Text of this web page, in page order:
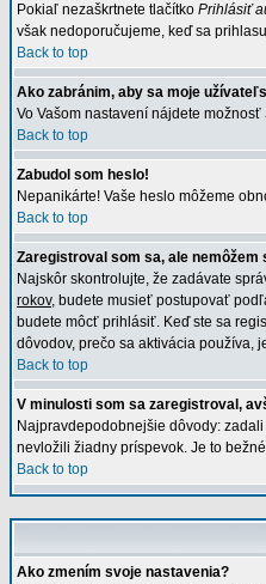
Pokiaľ nezaškrtnete tlačítko Prihlásiť
však nedoporučujeme, keď sa
Back to top
Ako zabránim, aby sa moje
Vo Vašom nastavení nájdete možnosť
Back to top
Zabudol som heslo!
Nepanikárte! Vaše heslo môžeme
Back to top
Zaregistroval som sa, ale nemôžem
Najskôr skontrolujte, že zadávate
rokov, budete musieť postupovať
budete môcť prihlásiť. Keď ste sa
dôvodov, prečo sa aktivácia používa,
Back to top
V minulosti som sa zaregistroval,
Najpravdepodobnejšie dôvody:
nevložili žiadny príspevok. Je to
Back to top
Ako zmením svoje nastavenia?